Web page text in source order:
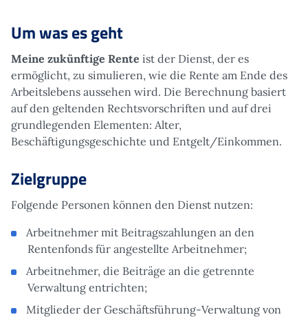
Um was es geht
Meine zukünftige Rente ist der Dienst, der es
ermöglicht, zu simulieren, wie die Rente am Ende des
Arbeitslebens aussehen wird. Die Berechnung basiert
auf den geltenden Rechtsvorschriften und auf drei
grundlegenden Elementen: Alter,
Beschäftigungsgeschichte und Entgelt/Einkommen.
Zielgruppe
Folgende Personen können den Dienst nutzen:
Arbeitnehmer mit Beitragszahlungen an den
Rentenfonds für angestellte Arbeitnehmer;
Arbeitnehmer, die Beiträge an die getrennte
Verwaltung entrichten;
Mitglieder der Geschäftsführung-Verwaltung von